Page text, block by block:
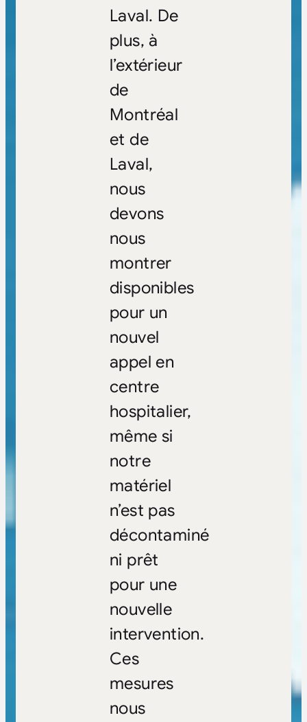
Laval. De
plus, à
l’extérieur
de
Montréal
et de
Laval,
nous
devons
nous
montrer
disponibles
pour un
nouvel
appel en
centre
hospitalier,
même si
notre
matériel
n’est pas
décontaminé
ni prêt
pour une
nouvelle
intervention.
Ces
mesures
nous